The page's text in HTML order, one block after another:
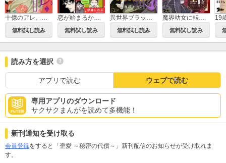
十億のアレ。～吉原いちの花魁～
無料試し読み
恋が始まるかもしれないパンクロッカーと司書【描き下ろしおまけ付き特装版】
無料試し読み
異世界ブラック ～社長（ヤツ）が勇者で俺は…～
無料試し読み
魔界幼女に転生したおじさんは平和のために魔王になりたい
無料試し読み
読み方を選択
アプリで読む ウェブで読む
専用アプリのダウンロード
サクサクまんがを読めて多機能！
新刊通知を受け取る
会員登録をすると「歪愛 ～秘密の代償～」新刊配信のお知らせが受け取れま
す。